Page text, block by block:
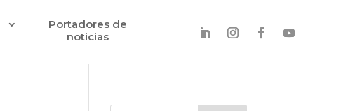
Portadores de
noticias